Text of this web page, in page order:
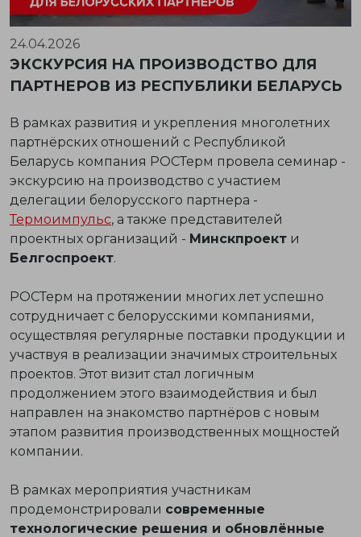
24.04.2026
ЭКСКУРСИЯ НА ПРОИЗВОДСТВО ДЛЯ
ПАРТНЕРОВ ИЗ РЕСПУБЛИКИ БЕЛАРУСЬ
В рамках развития и укрепления многолетних
партнёрских отношений с Республикой
Беларусь компания РОСТерм провела семинар -
экскурсию на производство с участием
делегации белорусского партнера -
Термоимпульс, а также представителей
проектных организаций - Минскпроект и
Белгоспроект.
РОСТерм на протяжении многих лет успешно
сотрудничает с белорусскими компаниями,
осуществляя регулярные поставки продукции и
участвуя в реализации значимых строительных
проектов. Этот визит стал логичным
продолжением этого взаимодействия и был
направлен на знакомство партнёров с новым
этапом развития производственных мощностей
компании.
В рамках мероприятия участникам
продемонстрировали современные
технологические решения и обновлённые